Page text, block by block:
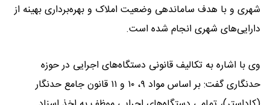
شهری و با هدف ساماندهی وضعیت املاک و بهره‌برداری بهینه از
دارایی‌های شهری انجام شده است.
وی با اشاره به تکالیف قانونی دستگاه‌های اجرایی در حوزه
حدنگاری گفت: بر اساس مواد ۹، ۱۰ و ۱۱ قانون جامع حدنگار